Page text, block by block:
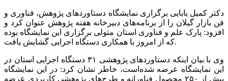
دکتر کمیل بابایی برگزاری نمایشگاه دستاوردهای پژوهش، فناوری و
فن بازار گیلان را از برنامه‌های دبیرخانه هفته پژوهش عنوان کرد و
افزود: پارک علم و فناوری استان متولی برگزاری این نمایشگاه بوده
که از امروز با همکاری دستگاه اجرایی گشایش یافت.
وی با بیان اینکه دستاوردهای پژوهشی ۳۱ دستگاه اجرایی استان در
این نمایشگاه عرضه شده‌است، خاطر نشان کرد: در این نمایشگاه
بیش از ۲۵۰ محصول فناورانه و طرح‌های پژوهشی کاربردی عرضه